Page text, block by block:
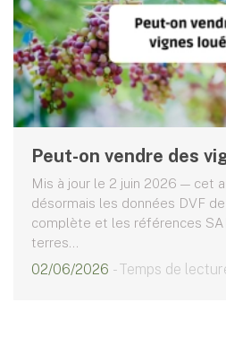
Peut-on vendre des
Mis à jour le 2 juin 2026 — cet
désormais les données DVF
complète et les références
terres...
02/06/2026 - Temps de